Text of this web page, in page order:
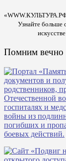
«WWW.КУЛЬТУРА.РФ
Узнайте больше
Помним вечно